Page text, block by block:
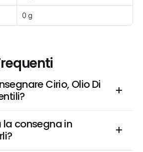
0 g
Cirio, Olio Di
consegna in